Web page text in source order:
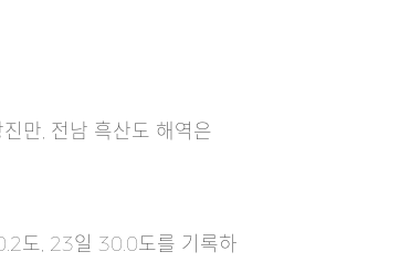
만, 전남 흑산도 해역은
도, 23일 30.0도를 기록하